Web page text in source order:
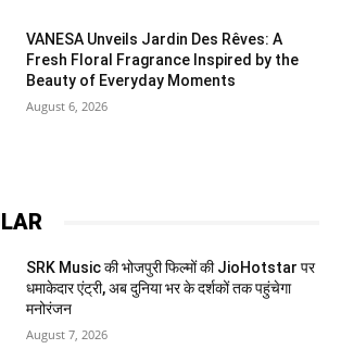
VANESA Unveils Jardin Des Rêves: A
Fresh Floral Fragrance Inspired by the
Beauty of Everyday Moments
August 6, 2026
SRK Music की भोजपुरी फिल्मों की JioHotstar पर
धमाकेदार एंट्री, अब दुनिया भर के दर्शकों तक पहुंचेगा
मनोरंजन
August 7, 2026